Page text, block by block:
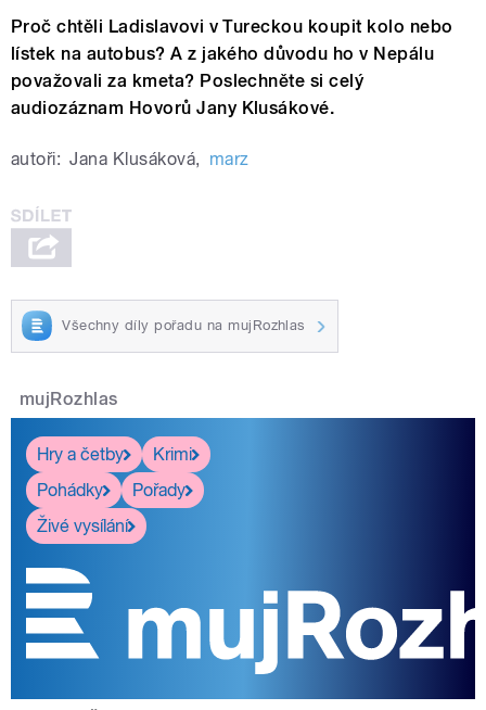
Proč chtěli Ladislavovi v Tureckou koupit kolo nebo
lístek na autobus? A z jakého důvodu ho v Nepálu
považovali za kmeta? Poslechněte si celý
audiozáznam Hovorů Jany Klusákové.
autoři: Jana Klusáková, marz
Všechny díly pořadu na mujRozhlas
mujRozhlas
Hry a četby
Krimi
Pohádky
Pořady
Živé vysílání